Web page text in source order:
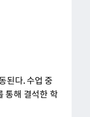
된다. 수업 중
통해 결석한 학